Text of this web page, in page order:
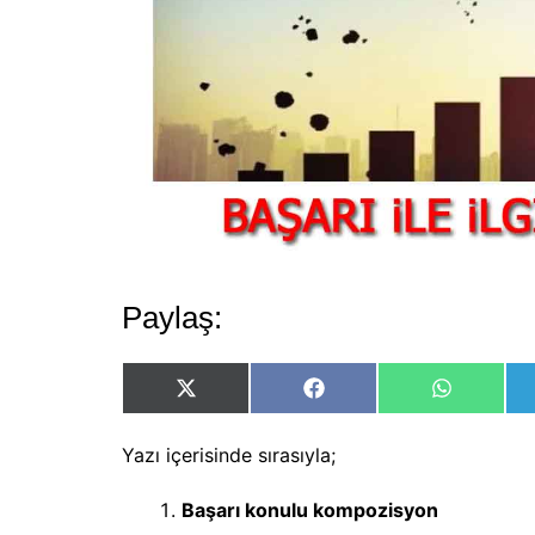
Paylaş:
Share
on
(Twitter)
Share
on
Share
on
Yazı içerisinde sırasıyla;
Başarı konulu kompozisyon